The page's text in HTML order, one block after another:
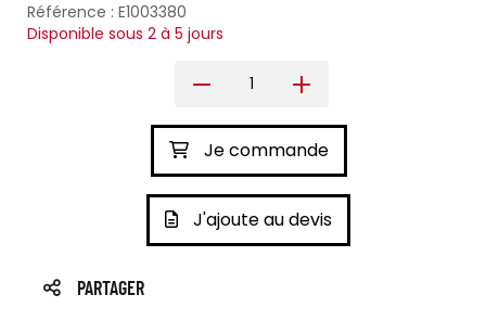
Référence : E1003380
Disponible sous 2 à 5 jours
Je commande
J'ajoute au devis
PARTAGER